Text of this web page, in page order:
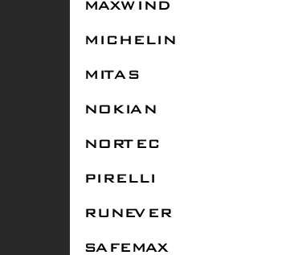
MAXWIND
MICHELIN
MITAS
NOKIAN
NORTEC
PIRELLI
RUNEVER
SAFEMAX